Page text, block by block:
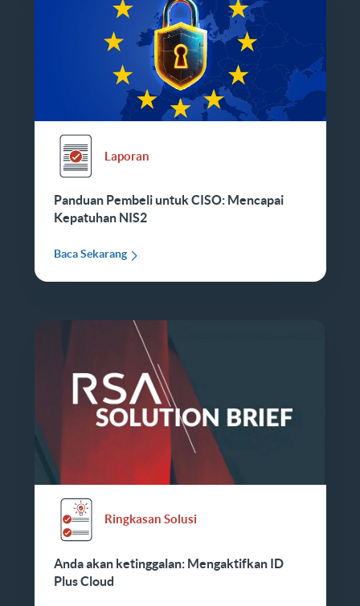
Laporan
Panduan Pembeli untuk CISO: Mencapai
Kepatuhan NIS2
Baca Sekarang
Ringkasan Solusi
Anda akan ketinggalan: Mengaktifkan ID
Plus Cloud